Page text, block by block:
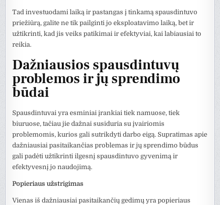
Tad investuodami laiką ir pastangas į tinkamą spausdintuvo
priežiūrą, galite ne tik pailginti jo eksploatavimo laiką, bet ir
užtikrinti, kad jis veiks patikimai ir efektyviai, kai labiausiai to
reikia.
Dažniausios spausdintuvų
problemos ir jų sprendimo
būdai
Spausdintuvai yra esminiai įrankiai tiek namuose, tiek
biuruose, tačiau jie dažnai susiduria su įvairiomis
problemomis, kurios gali sutrikdyti darbo eigą. Supratimas apie
dažniausiai pasitaikančias problemas ir jų sprendimo būdus
gali padėti užtikrinti ilgesnį spausdintuvo gyvenimą ir
efektyvesnį jo naudojimą.
Popieriaus užstrigimas
Vienas iš dažniausiai pasitaikančių gedimų yra popieriaus